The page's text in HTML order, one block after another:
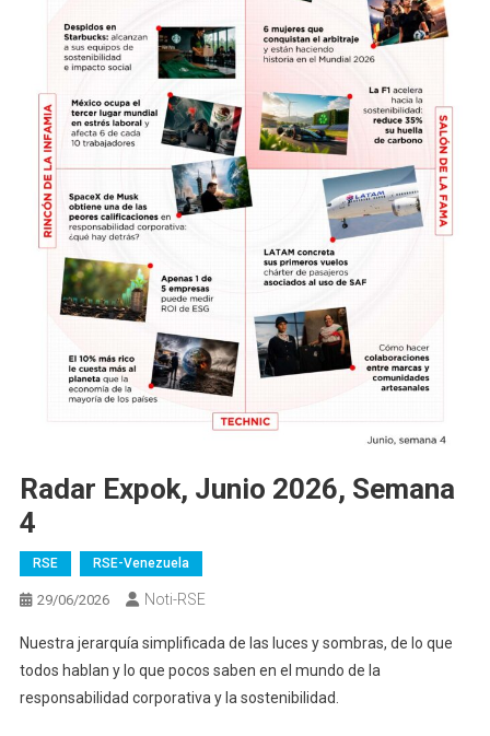
Radar Expok, Junio 2026, Semana
4
RSE RSE-Venezuela
29/06/2026 Noti-RSE
Nuestra jerarquía simplificada de las luces y sombras, de lo que
todos hablan y lo que pocos saben en el mundo de la
responsabilidad corporativa y la sostenibilidad.